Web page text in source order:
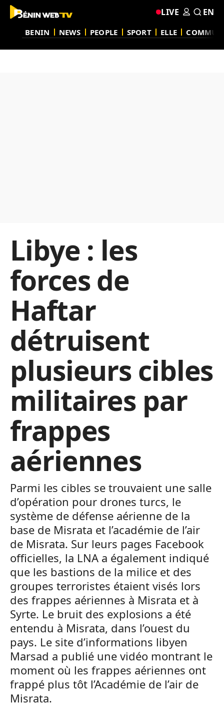
BENIN NEWS PEOPLE SPORT ELLE
LIVE EN
Libye : les
forces de
Haftar
détruisent
plusieurs cibles
militaires par
frappes
aériennes
Parmi les cibles se trouvaient une salle
d’opération pour drones turcs, le
système de défense aérienne de la
base de Misrata et l’académie de l’air
de Misrata. Sur leurs pages Facebook
officielles, la LNA a également indiqué
que les bastions de la milice et des
groupes terroristes étaient visés lors
des frappes aériennes à Misrata et à
Syrte. Le bruit des explosions a été
entendu à Misrata, dans l’ouest du
pays. Le site d’informations libyen
Marsad a publié une vidéo montrant le
moment où les frappes aériennes ont
frappé plus tôt l’Académie de l’air de
Misrata.